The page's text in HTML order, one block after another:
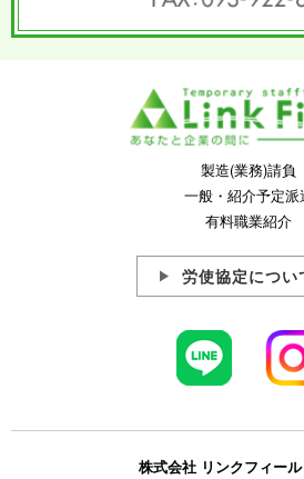
製造(業務)請負
一般・紹介予定派
有料職業紹介
労使協定につい
株式会社 リンクフィー